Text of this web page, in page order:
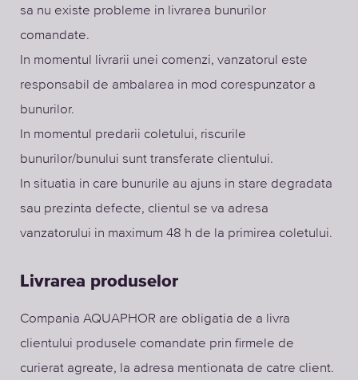
sa nu existe probleme in livrarea bunurilor
comandate.
In momentul livrarii unei comenzi, vanzatorul este
responsabil de ambalarea in mod corespunzator a
bunurilor.
In momentul predarii coletului, riscurile
bunurilor/bunului sunt transferate clientului.
In situatia in care bunurile au ajuns in stare degradata
sau prezinta defecte, clientul se va adresa
vanzatorului in maximum 48 h de la primirea coletului.
Livrarea produselor
Compania AQUAPHOR are obligatia de a livra
clientului produsele comandate prin firmele de
curierat agreate, la adresa mentionata de catre client.